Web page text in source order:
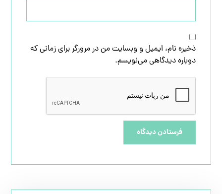
ذخیره نام، ایمیل و وبسایت من در مرورگر برای زمانی که
دوباره دیدگاهی می‌نویسم.
فرستادن دیدگاه